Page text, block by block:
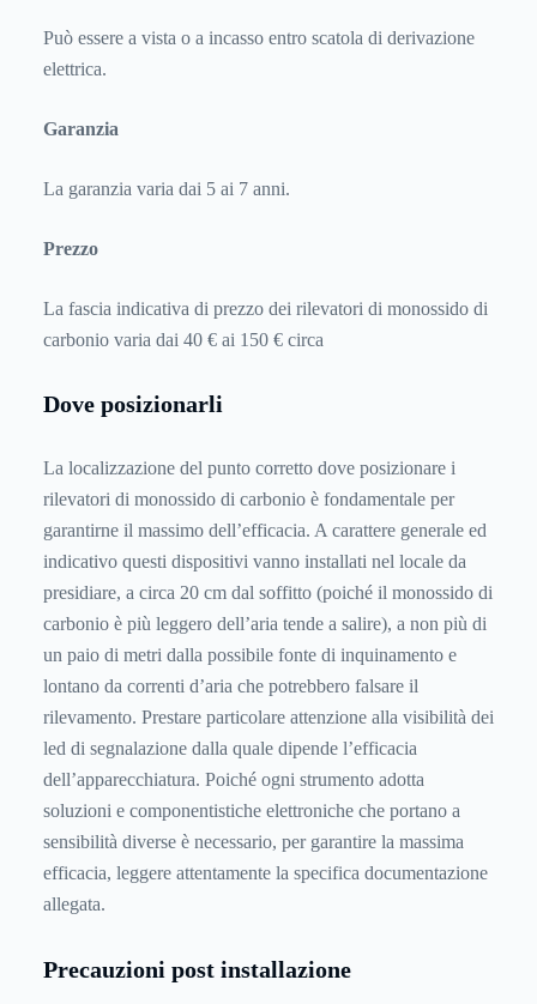
Può essere a vista o a incasso entro scatola di derivazione
elettrica.
Garanzia
La garanzia varia dai 5 ai 7 anni.
Prezzo
La fascia indicativa di prezzo dei rilevatori di monossido di
carbonio varia dai 40 € ai 150 € circa
Dove posizionarli
La localizzazione del punto corretto dove posizionare i
rilevatori di monossido di carbonio è fondamentale per
garantirne il massimo dell’efficacia. A carattere generale ed
indicativo questi dispositivi vanno installati nel locale da
presidiare, a circa 20 cm dal soffitto (poiché il monossido di
carbonio è più leggero dell’aria tende a salire), a non più di
un paio di metri dalla possibile fonte di inquinamento e
lontano da correnti d’aria che potrebbero falsare il
rilevamento. Prestare particolare attenzione alla visibilità dei
led di segnalazione dalla quale dipende l’efficacia
dell’apparecchiatura. Poiché ogni strumento adotta
soluzioni e componentistiche elettroniche che portano a
sensibilità diverse è necessario, per garantire la massima
efficacia, leggere attentamente la specifica documentazione
allegata.
Precauzioni post installazione